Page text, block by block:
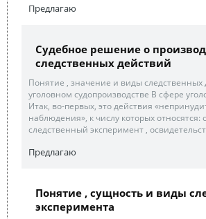
Предлагаю
Судебное решение о
следственных действий
Понятие , значение и виды следственных
уголовном судопроизводстве В сфере
Итак, во-первых, это действия
наблюдения», к числу которых относятся:
следственный эксперимент ,
Предлагаю
Понятие , сущность и виды
эксперимента